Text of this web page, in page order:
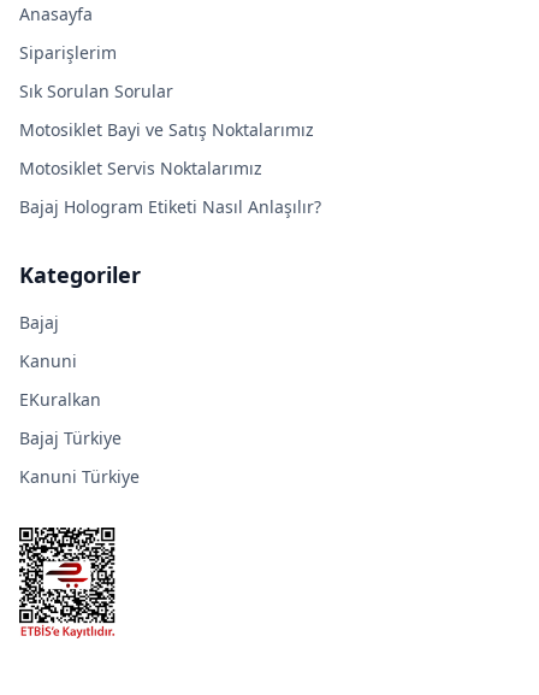
Anasayfa
Siparişlerim
Sık Sorulan Sorular
Motosiklet Bayi ve Satış Noktalarımız
Motosiklet Servis Noktalarımız
Bajaj Hologram Etiketi Nasıl Anlaşılır?
Kategoriler
Bajaj
Kanuni
EKuralkan
Bajaj Türkiye
Kanuni Türkiye